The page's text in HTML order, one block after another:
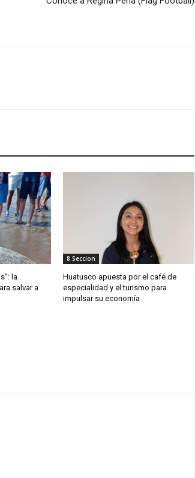
la
salvar a
8 Seccion
Huatusco apuesta por el café de
especialidad y el turismo para
impulsar su economía